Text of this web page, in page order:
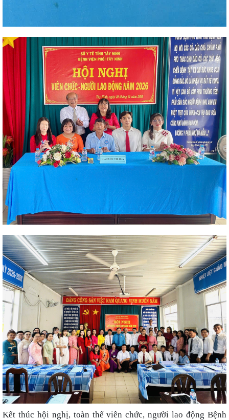
Kết thúc hội nghị, toàn thể viên chức, người lao động Bệnh